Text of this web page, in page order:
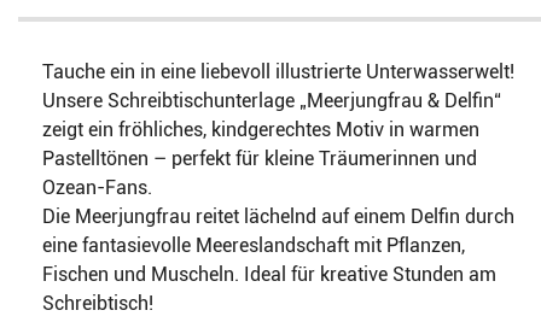
Tauche ein in eine liebevoll illustrierte Unterwasserwelt!
Unsere Schreibtischunterlage „Meerjungfrau & Delfin“
zeigt ein fröhliches, kindgerechtes Motiv in warmen
Pastelltönen – perfekt für kleine Träumerinnen und
Ozean-Fans.
Die Meerjungfrau reitet lächelnd auf einem Delfin durch
eine fantasievolle Meereslandschaft mit Pflanzen,
Fischen und Muscheln. Ideal für kreative Stunden am
Schreibtisch!